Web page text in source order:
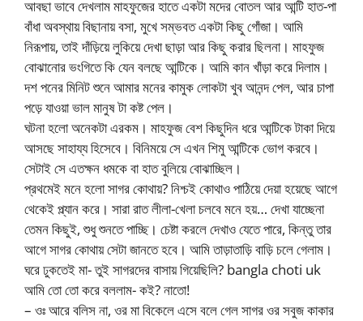
আবছা ভাবে দেখলাম মাহফুজের হাতে একটা মদের বোতল আর আন্টি হাত-পা
বাঁধা অবস্থায় বিছানায় বসা, মুখে সম্ভবত একটা কিছু গোঁজা। আমি
নিরূপায়, তাই দাঁড়িয়ে লুকিয়ে দেখা ছাড়া আর কিছু করার ছিলনা। মাহফুজ
বোঝানোর ভংগিতে কি যেন বলছে আন্টিকে। আমি কান খাঁড়া করে দিলাম।
দশ পনের মিনিট শুনে আমার মনের কামুক লোকটা খুব আনন্দ পেল, আর চাপা
পড়ে যাওয়া ভাল মানুষ টা কষ্ট পেল।
ঘটনা হলো অনেকটা এরকম। মাহফুজ বেশ কিছুদিন ধরে আন্টিকে টাকা দিয়ে
আসছে সাহায্য হিসেবে। বিনিময়ে সে এখন শিমু আন্টিকে ভোগ করবে।
সেটাই সে এতক্ষন ধমকে বা হাত বুলিয়ে বোঝাচ্ছিল।
প্রথমেই মনে হলো সাগর কোথায়? নিশ্চই কোথাও পাঠিয়ে দেয়া হয়েছে আগে
থেকেই প্ল্যান করে। সারা রাত লীলা-খেলা চলবে মনে হয়… দেখা যাচ্ছেনা
তেমন কিছুই, শুধু শুনতে পাচ্ছি। চেষ্টা করলে দেখাও যেতে পারে, কিন্তু তার
আগে সাগর কোথায় সেটা জানতে হবে। আমি তাড়াতাড়ি বাড়ি চলে গেলাম।
ঘরে ঢুকতেই মা- তুই সাগরদের বাসায় গিয়েছিলি? bangla choti uk
আমি তো তো করে বললাম- কই? নাতো!
– ওঃ আরে বলিস না, ওর মা বিকেলে এসে বলে গেল সাগর ওর সবুজ কাকার